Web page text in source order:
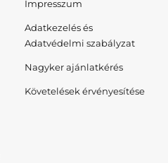
Impresszum
Adatkezelés és
Adatvédelmi szabályzat
Nagyker ajánlatkérés
Követelések érvényesítése